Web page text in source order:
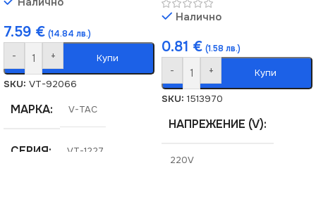
7.59 € (14.84 лв.)
- + Купи
SKU: VT-92066
МАРКА V-TAC
СЕРИЯ VT-1227
Налично
0.81 € (1.58 лв.)
- + Купи
SKU: 1513970
НАПРЕЖЕНИЕ (V)
220V